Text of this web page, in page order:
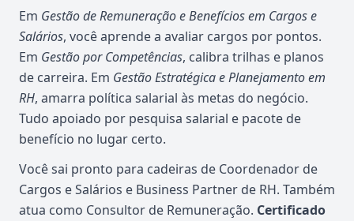
Em Gestão de Remuneração e Benefícios em Cargos e
Salários, você aprende a avaliar cargos por pontos.
Em Gestão por Competências, calibra trilhas e planos
de carreira. Em Gestão Estratégica e Planejamento em
RH, amarra política salarial às metas do negócio.
Tudo apoiado por pesquisa salarial e pacote de
benefício no lugar certo.
Você sai pronto para cadeiras de Coordenador de
Cargos e Salários e Business Partner de RH. Também
atua como Consultor de Remuneração. Certificado